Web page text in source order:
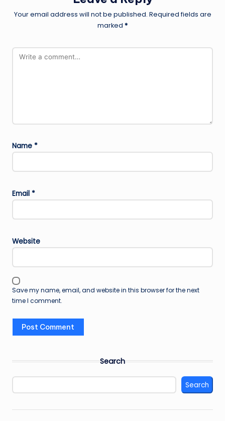
Your email address will not be published. Required fields are
marked *
Name *
Email *
Website
Save my name, email, and website in this browser for the next
time I comment.
Search
Search